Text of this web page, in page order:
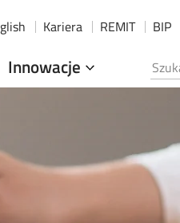
Szukana fraza
Innowacje
Kariera REMIT BIP